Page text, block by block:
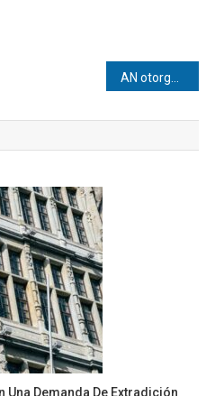
Una Demanda De Extradición